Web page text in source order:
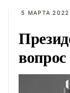
5 МАРТА